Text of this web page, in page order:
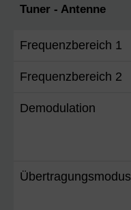
Tuner - Antenne
Frequenzbereich 1
Frequenzbereich 2
Demodulation
Übertragungsmodus